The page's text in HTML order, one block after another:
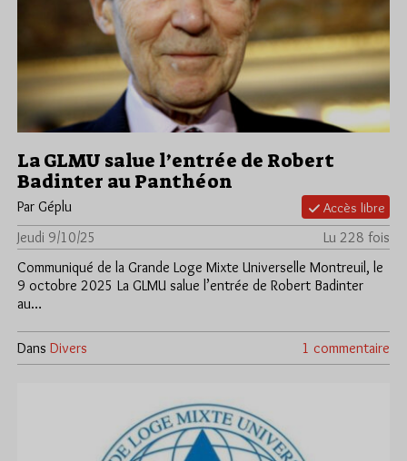
La GLMU salue l’entrée de Robert
Badinter au Panthéon
Par Géplu
Accès libre
Jeudi 9/10/25
Lu 228 fois
Communiqué de la Grande Loge Mixte Universelle Montreuil, le
9 octobre 2025 La GLMU salue l’entrée de Robert Badinter
au…
Dans Divers 1 commentaire